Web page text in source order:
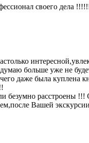
своего дела
больше уже не
даже была куплена
расстроены
Вашей